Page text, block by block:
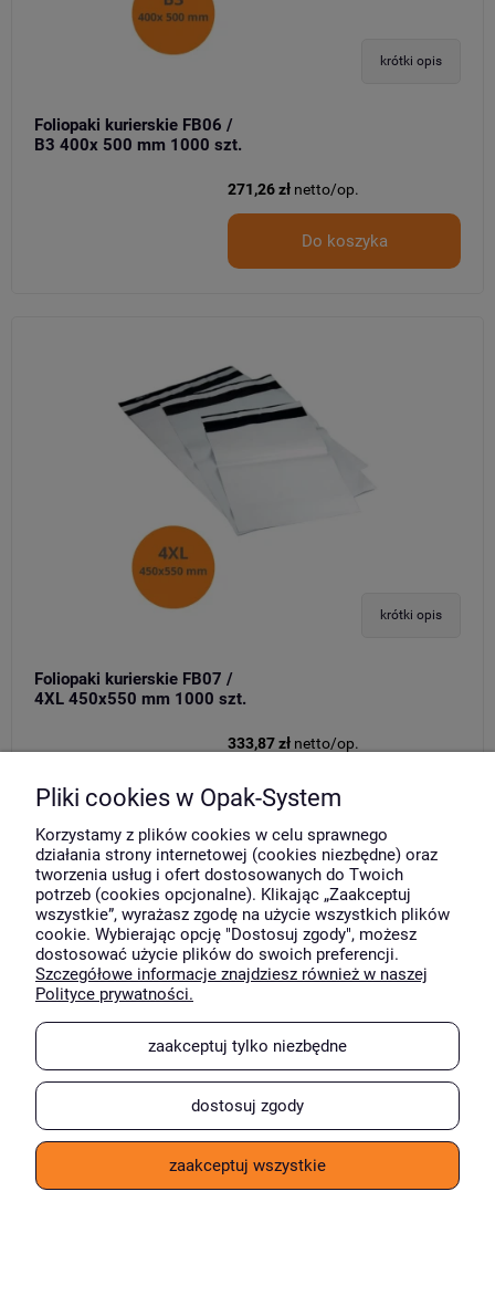
krótki opis
Foliopaki kurierskie FB06 /
B3 400x 500 mm 1000 szt.
271,26 zł netto/op.
Do koszyka
krótki opis
Foliopaki kurierskie FB07 /
4XL 450x550 mm 1000 szt.
333,87 zł netto/op.
Do koszyka
Pliki cookies w Opak-System
Korzystamy z plików cookies w celu sprawnego
działania strony internetowej (cookies niezbędne) oraz
tworzenia usług i ofert dostosowanych do Twoich
potrzeb (cookies opcjonalne). Klikając „Zaakceptuj
wszystkie”, wyrażasz zgodę na użycie wszystkich plików
cookie. Wybierając opcję "Dostosuj zgody", możesz
dostosować użycie plików do swoich preferencji.
Szczegółowe informacje znajdziesz również w naszej
Polityce prywatności.
zaakceptuj tylko niezbędne
dostosuj zgody
zaakceptuj wszystkie